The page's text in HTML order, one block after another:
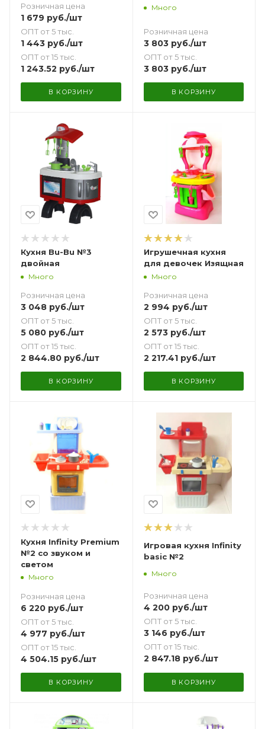
Розничная цена
1 679 руб./шт
ОПТ от 5 тыс.
1 443 руб./шт
ОПТ от 15 тыс.
1 243.52 руб./шт
В КОРЗИНУ
Много
Розничная цена
3 803руб./шт
ОПТ от 5 тыс.
3 803руб./шт
В КОРЗИНУ
Кухня Bu-Bu №3
двойная
Много
Розничная цена
3 048 руб./шт
ОПТ от 5 тыс.
5 080 руб./шт
ОПТ от 15 тыс.
2 844.80 руб./шт
В КОРЗИНУ
Игрушечная кухня
для девочек Изящная
Много
Розничная цена
2 994 руб./шт
ОПТ от 5 тыс.
2 573руб./шт
ОПТ от 15 тыс.
2 217.41руб./шт
В КОРЗИНУ
Кухня Infinity Premium
№2 со звуком и
светом
Много
Розничная цена
6 220 руб./шт
ОПТ от 5 тыс.
4 977 руб./шт
ОПТ от 15 тыс.
4 504.15 руб./шт
В КОРЗИНУ
Игровая кухня Infinity
basic №2
Много
Розничная цена
4 200руб./шт
ОПТ от 5 тыс.
3 146 руб./шт
ОПТ от 15 тыс.
2 847.18руб./шт
В КОРЗИНУ